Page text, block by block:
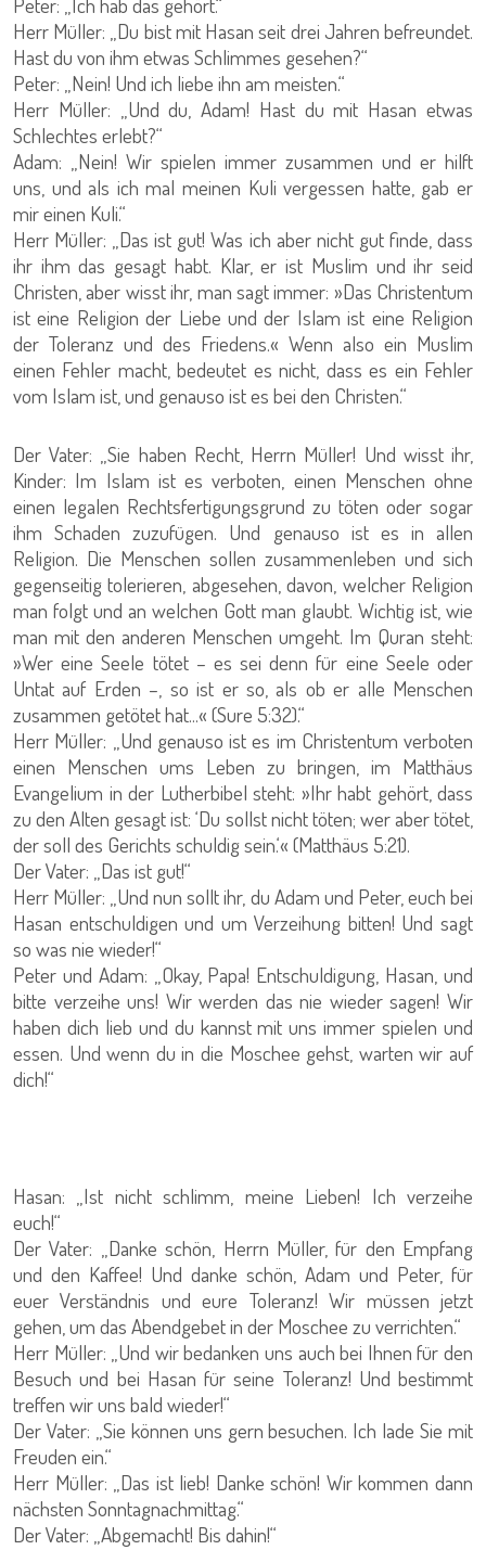
Herr Müller: „Du bist mit Hasan seit drei Jahren befreundet.
Hast du von ihm etwas Schlimmes gesehen?“
Peter: „Nein! Und ich liebe ihn am meisten.“
Herr Müller: „Und du, Adam! Hast du mit Hasan etwas
Schlechtes erlebt?“
Adam: „Nein! Wir spielen immer zusammen und er hilft
uns, und als ich mal meinen Kuli vergessen hatte, gab er
mir einen Kuli.“
Herr Müller: „Das ist gut! Was ich aber nicht gut finde, dass
ihr ihm das gesagt habt. Klar, er ist Muslim und ihr seid
Christen, aber wisst ihr, man sagt immer: »Das Christentum
ist eine Religion der Liebe und der Islam ist eine Religion
der Toleranz und des Friedens.« Wenn also ein Muslim
einen Fehler macht, bedeutet es nicht, dass es ein Fehler
vom Islam ist, und genauso ist es bei den Christen.“
Der Vater: „Sie haben Recht, Herrn Müller! Und wisst ihr,
Kinder: Im Islam ist es verboten, einen Menschen ohne
einen legalen Rechtsfertigungsgrund zu töten oder sogar
ihm Schaden zuzufügen. Und genauso ist es in allen
Religion. Die Menschen sollen zusammenleben und sich
gegenseitig tolerieren, abgesehen, davon, welcher Religion
man folgt und an welchen Gott man glaubt. Wichtig ist, wie
man mit den anderen Menschen umgeht. Im Quran steht:
»Wer eine Seele tötet – es sei denn für eine Seele oder
Untat auf Erden –, so ist er so, als ob er alle Menschen
zusammen getötet hat...« (Sure 5:32).“
Herr Müller: „Und genauso ist es im Christentum verboten
einen Menschen ums Leben zu bringen, im Matthäus
Evangelium in der Lutherbibel steht: »Ihr habt gehört, dass
zu den Alten gesagt ist: ‘Du sollst nicht töten; wer aber tötet,
der soll des Gerichts schuldig sein.‘« (Matthäus 5:21).
Der Vater: „Das ist gut!“
Herr Müller: „Und nun sollt ihr, du Adam und Peter, euch bei
Hasan entschuldigen und um Verzeihung bitten! Und sagt
so was nie wieder!“
Peter und Adam: „Okay, Papa! Entschuldigung, Hasan, und
bitte verzeihe uns! Wir werden das nie wieder sagen! Wir
haben dich lieb und du kannst mit uns immer spielen und
essen. Und wenn du in die Moschee gehst, warten wir auf
dich!“
Hasan: „Ist nicht schlimm, meine Lieben! Ich verzeihe
euch!“
Der Vater: „Danke schön, Herrn Müller, für den Empfang
und den Kaffee! Und danke schön, Adam und Peter, für
euer Verständnis und eure Toleranz! Wir müssen jetzt
gehen, um das Abendgebet in der Moschee zu verrichten.“
Herr Müller: „Und wir bedanken uns auch bei Ihnen für den
Besuch und bei Hasan für seine Toleranz! Und bestimmt
treffen wir uns bald wieder!“
Der Vater: „Sie können uns gern besuchen. Ich lade Sie mit
Freuden ein.“
Herr Müller: „Das ist lieb! Danke schön! Wir kommen dann
nächsten Sonntagnachmittag.“
Der Vater: „Abgemacht! Bis dahin!“